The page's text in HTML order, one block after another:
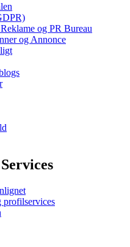
og PR Bureau
og Annonce
profilservices